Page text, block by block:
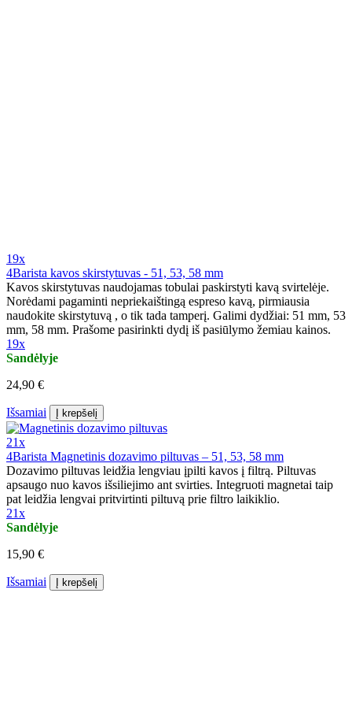
19x
4Barista kavos skirstytuvas - 51, 53, 58 mm
Kavos skirstytuvas naudojamas tobulai paskirstyti kavą svirtelėje.
Norėdami pagaminti nepriekaištingą espreso kavą, pirmiausia
naudokite skirstytuvą , o tik tada tamperį. Galimi dydžiai: 51 mm, 53
mm, 58 mm. Prašome pasirinkti dydį iš pasiūlymo žemiau kainos.
19x
Sandėlyje
24,90 €
Išsamiai Į krepšelį
21x
4Barista Magnetinis dozavimo piltuvas – 51, 53, 58 mm
Dozavimo piltuvas leidžia lengviau įpilti kavos į filtrą. Piltuvas
apsaugo nuo kavos išsiliejimo ant svirties. Integruoti magnetai taip
pat leidžia lengvai pritvirtinti piltuvą prie filtro laikiklio.
21x
Sandėlyje
15,90 €
Išsamiai Į krepšelį